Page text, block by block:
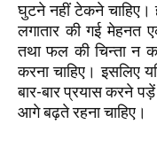
घुटने नहीं टेकने चाहिए।
लगातार की गई मेहनत
तथा फल की चिन्ता न
करना चाहिए। इसलिए
बार-बार प्रयास करने
आगे बढ़ते रहना चाहिए।